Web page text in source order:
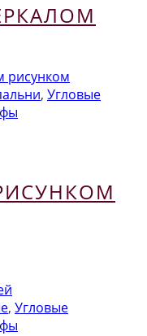
, Угловые
, Угловые